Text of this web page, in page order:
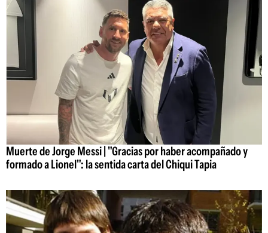
Muerte de Jorge Messi | "Gracias por haber acompañado y
formado a Lionel": la sentida carta del Chiqui Tapia